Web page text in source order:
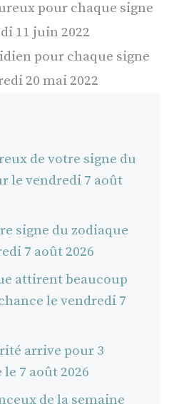
pour chaque signe
11 juin 2022
pour chaque signe
20 mai 2022
de votre signe du
le vendredi 7 août
signe du zodiaque
7 août 2026
attirent beaucoup
le vendredi 7
arrive pour 3
7 août 2026
de la semaine